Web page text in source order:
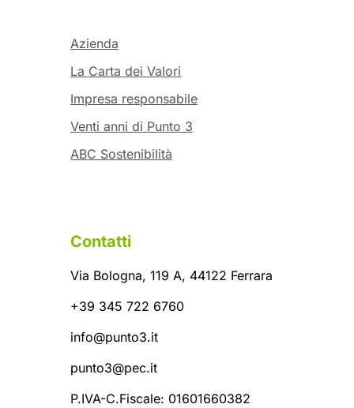
Azienda
La Carta dei Valori
Impresa responsabile
Venti anni di Punto 3
ABC Sostenibilità
Contatti
Via Bologna, 119 A, 44122 Ferrara
+39 345 722 6760
info@punto3.it
punto3@pec.it
P.IVA-C.Fiscale: 01601660382